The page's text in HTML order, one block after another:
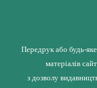
Передрук або будь-
матеріалів
з дозволу